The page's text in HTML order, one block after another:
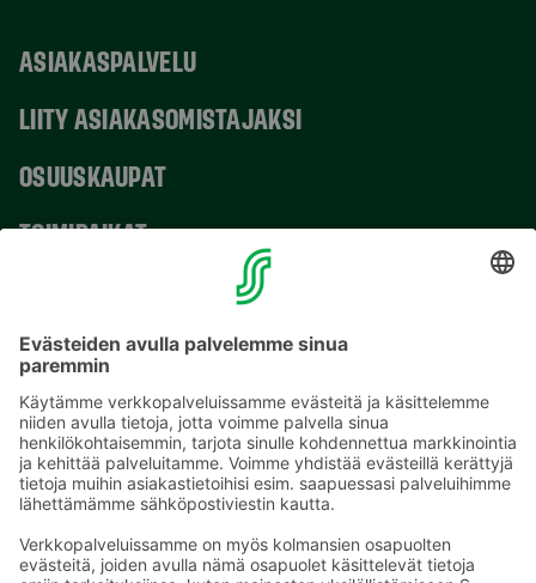
ASIAKASPALVELU
LIITY ASIAKASOMISTAJAKSI
OSUUSKAUPAT
TOIMIPAIKAT
Sähköpostiosoitteet S-ryhmässä ovat muotoa
etunimi.sukunimi@sok.fi